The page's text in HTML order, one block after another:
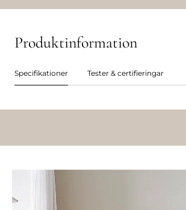
Produktinformation
Specifikationer Tester & certifieringar